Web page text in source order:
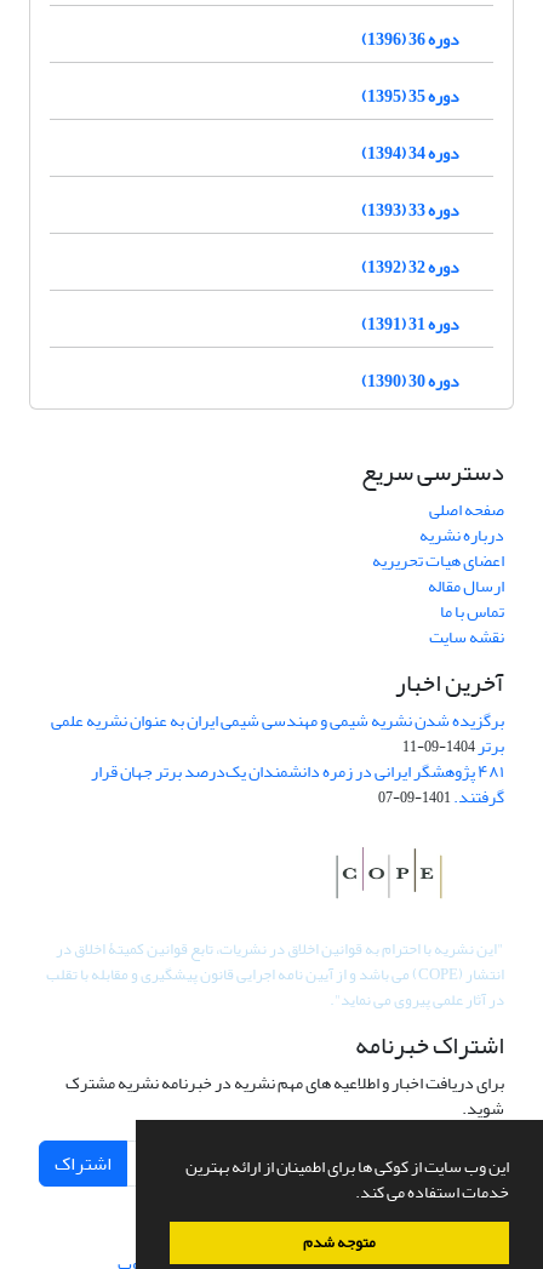
این وب سایت از کوکی ها برای اطمینان از ارائه بهترین
خدمات استفاده می کند.
متوجه شدم
دوره 36 (1396)
دوره 35 (1395)
دوره 34 (1394)
دوره 33 (1393)
دوره 32 (1392)
دوره 31 (1391)
دوره 30 (1390)
دسترسی سریع
صفحه اصلی
درباره نشریه
اعضای هیات تحریریه
ارسال مقاله
تماس با ما
نقشه سایت
آخرین اخبار
برگزیده شدن نشریه شیمی و مهندسی شیمی ایران به عنوان نشریه علمی
برتر1404-09-11
۴۸۱ پژوهشگر ایرانی در زمره دانشمندان یک‌درصد برتر جهان قرار
گرفتند.1401-09-07
"این نشریه با احترام به قوانین اخلاق در نشریات، تابع قوانین کمیتۀ اخلاق در
انتشار (COPE) می باشد و از آیین نامه اجرایی قانون پیشگیری و مقابله با تقلب
در آثار علمی پیروی می نماید".
اشتراک خبرنامه
برای دریافت اخبار و اطلاعیه های مهم نشریه در خبرنامه نشریه مشترک
شوید.
اشتراک